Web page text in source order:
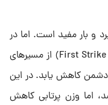
و بار مفید است. اما در
شرایط خاص (مانند عملیات ضربه اول یا First Strike) از مسیرهای
دشمن کاهش یابد. در این
اما وزن پرتابی کاهش